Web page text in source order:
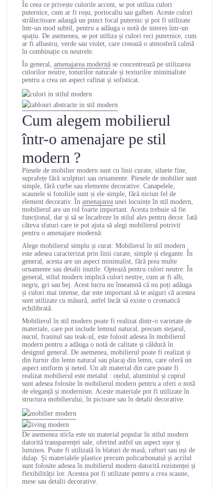
În ceea ce privește culorile accent, se pot utiliza culori
puternice, cum ar fi roșu, portocaliu sau galben. Aceste culori
strălucitoare adaugă un punct focal puternic și pot fi utilizate
într-un mod subtil, pentru a adăuga o notă de interes într-un
spațiu. De asemenea, se pot utiliza și culori reci puternice, cum
ar fi albastru, verde sau violet, care creează o atmosferă calmă
în combinație cu neutrele.
În general, amenajarea modernă se concentrează pe utilizarea
culorilor neutre, tonurilor naturale și texturilor minimaliste
pentru a crea un aspect rafinat și sofisticat.
Cum alegem mobilierul
într-o amenajare pe stil
modern ?
Piesele de mobilier modern sunt cu linii curate, siluete fine,
suprafețe fără sculpturi sau ornamente. Piesele de mobilier sunt
simple, fără curbe sau elemente decorative. Canapelele,
scaunele si fotoliile sunt și ele simple, fără niciun fel de
element decorativ. În amenajarea unei locuințe în stil modern,
mobilierul are un rol foarte important. Acesta trebuie să fie
funcțional, dar și să se încadreze în stilul ales pentru decor. Iată
câteva sfaturi care te pot ajuta să alegi mobilierul potrivit
pentru o amenajare modernă:
Alege mobilierul simplu și curat: Mobilierul în stil modern
este adesea caracterizat prin linii curate, simple și elegante. În
general, acesta are un aspect minimalist, fără prea multe
ornamente sau detalii inutile. Optează pentru culori neutre: În
general, stilul modern implică culori neutre, cum ar fi alb,
negru, gri sau bej. Acest lucru nu înseamnă că nu poți adăuga
și culori mai intense, dar este important să te asiguri că acestea
sunt utilizate cu măsură, astfel încât să existe o cromatică
echilibrată.
Mobilierul în stil modern poate fi realizat dintr-o varietate de
materiale, care pot include lemnul natural, precum stejarul,
nucul, frasinul sau teak-ul, este folosit adesea în mobilierul
modern pentru a adăuga o notă de calitate și căldură în
designul general. De asemenea, mobilierul poate fi realizat și
din furnir din lemn natural sau placaj din lemn, care oferă un
aspect uniform și neted. Un alt material din care poate fi
realizat mobilierul este metalul : oțelul, aluminiul și cuprul
sunt adesea folosite în mobilierul modern pentru a oferi o notă
de eleganță și modernism. Aceste materiale pot fi utilizate în
structura mobilierului, în picioare sau în detalii decorative.
De asemenea sticla este un material popular în stilul modern
datorită transparenței sale, oferind astfel un aspect ușor și
luminos. Poate fi utilizată în blaturi de masă, rafturi sau uși de
dulap. Și materialele plastice precum policarbonatul și acrilul
sunt folosite adesea în mobilierul modern datorită rezistenței și
flexibilității lor. Acestea pot fi utilizate pentru a crea scaune,
mese sau detalii decorative.